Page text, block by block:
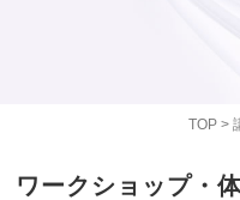
TOP>
ワークショップ・